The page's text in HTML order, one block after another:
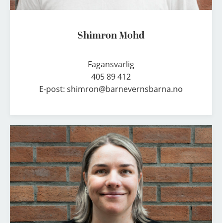
Shimron Mohd
Fagansvarlig
405 89 412
E-post: shimron@barnevernsbarna.no
B
e
n
t
e
J
ø
r